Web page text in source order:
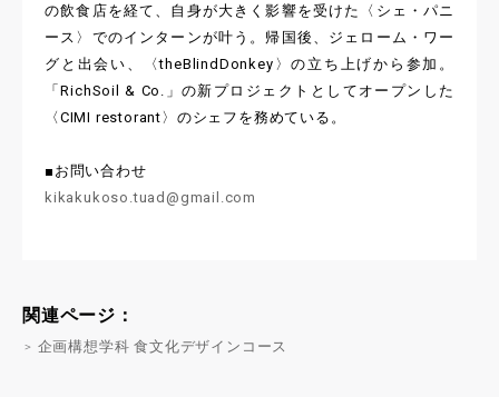
の飲食店を経て、自身が大きく影響を受けた〈シェ・パニ
ース〉でのインターンが叶う。帰国後、ジェローム・ワー
グと出会い、〈theBlindDonkey〉の立ち上げから参加。
「RichSoil & Co.」の新プロジェクトとしてオープンした
〈CIMI restorant〉のシェフを務めている。
■お問い合わせ
kikakukoso.tuad@gmail.com
関連ページ：
企画構想学科 食文化デザインコース